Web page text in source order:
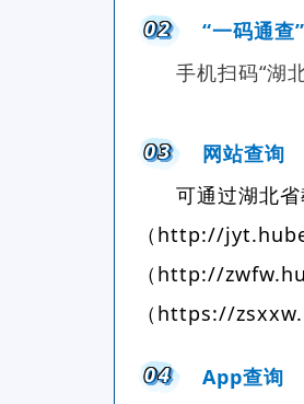
02
“一码通查
手机扫码“湖
03
网站查询
可通过湖北
（http://
（http://
（https://
04
App查询